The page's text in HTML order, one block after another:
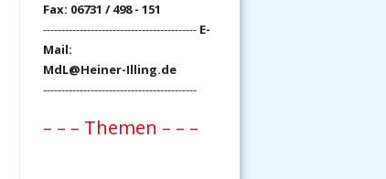
Fax: 06731 / 498 - 151
------------------------------------------ E-
Mail:
MdL@Heiner-Illing.de
------------------------------------------
– – – Themen – – –